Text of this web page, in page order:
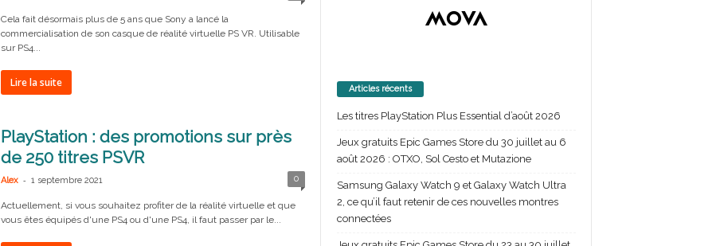
Cela fait désormais plus de 5 ans que Sony a lancé la
commercialisation de son casque de réalité virtuelle PS VR. Utilisable
sur PS4...
Lire la suite
PlayStation : des promotions sur près
de 250 titres PSVR
Alex - 1 septembre 2021 0
Actuellement, si vous souhaitez profiter de la réalité virtuelle et que
vous êtes équipés d'une PS4 ou d'une PS4, il faut passer par le...
Articles récents
Les titres PlayStation Plus Essential d’août 2026
Jeux gratuits Epic Games Store du 30 juillet au 6
août 2026 : OTXO, Sol Cesto et Mutazione
Samsung Galaxy Watch 9 et Galaxy Watch Ultra
2, ce qu’il faut retenir de ces nouvelles montres
connectées